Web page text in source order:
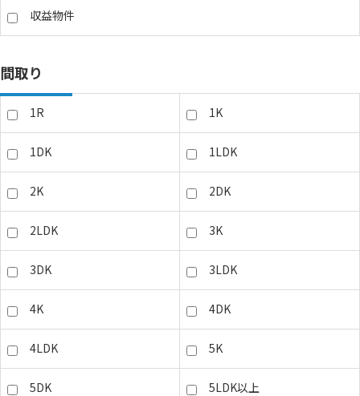
収益物件
間取り
1R 1K
1DK 1LDK
2K 2DK
2LDK 3K
3DK 3LDK
4K 4DK
4LDK 5K
5DK 5LDK以上